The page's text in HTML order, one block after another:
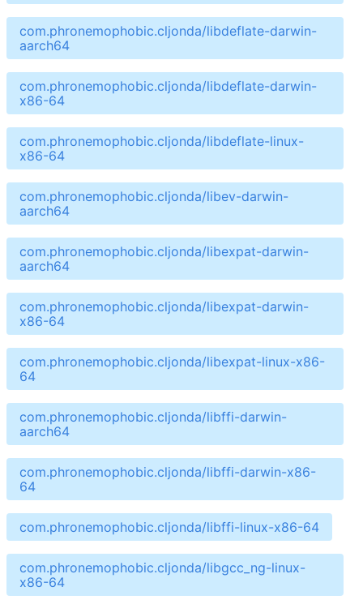
com.phronemophobic.cljonda/libdeflate-darwin-
aarch64
com.phronemophobic.cljonda/libdeflate-darwin-
x86-64
com.phronemophobic.cljonda/libdeflate-linux-
x86-64
com.phronemophobic.cljonda/libev-darwin-
aarch64
com.phronemophobic.cljonda/libexpat-darwin-
aarch64
com.phronemophobic.cljonda/libexpat-darwin-
x86-64
com.phronemophobic.cljonda/libexpat-linux-x86-
64
com.phronemophobic.cljonda/libffi-darwin-
aarch64
com.phronemophobic.cljonda/libffi-darwin-x86-
64
com.phronemophobic.cljonda/libffi-linux-x86-64
com.phronemophobic.cljonda/libgcc_ng-linux-
x86-64